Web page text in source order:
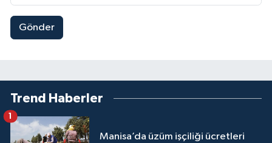
Gönder
Trend Haberler
Manisa’da üzüm işçiliği ücretleri
1